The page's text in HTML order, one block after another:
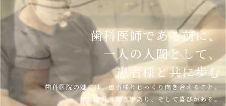
歯科医師である前に、
一人の人間として、
患者様と共に歩む
歯科医院の魅力は、患者様とじっくり向き合えること。
常に発見と驚きがあり、そして喜びがある。